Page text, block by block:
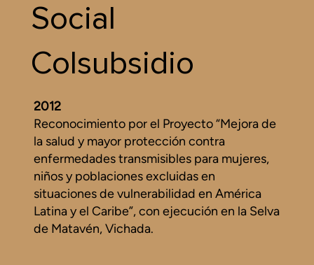
Social
Colsubsidio
2012
Reconocimiento por el Proyecto “Mejora de
la salud y mayor protección contra
enfermedades transmisibles para mujeres,
niños y poblaciones excluidas en
situaciones de vulnerabilidad en América
Latina y el Caribe”, con ejecución en la Selva
de Matavén, Vichada.